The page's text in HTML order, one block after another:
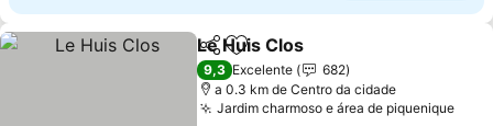
PartilharAdicionar aos favoritos
Le Huis Clos
9,3 Excelente
682
a 0.3 km de Centro da cidade
Jardim charmoso e área de piqueniqueVer